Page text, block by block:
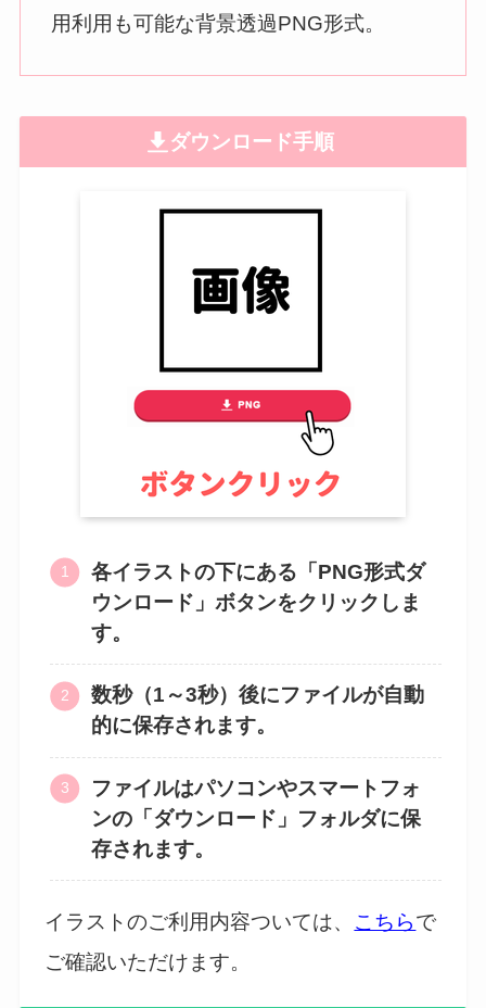
用利用も可能な背景透過PNG形式。
ダウンロード手順
各イラストの下にある「PNG形式ダ
ウンロード」ボタンをクリックしま
す。
数秒（1～3秒）後にファイルが自動
的に保存されます。
ファイルはパソコンやスマートフォ
ンの「ダウンロード」フォルダに保
存されます。
イラストのご利用内容ついては、 こちらで
ご確認いただけます。